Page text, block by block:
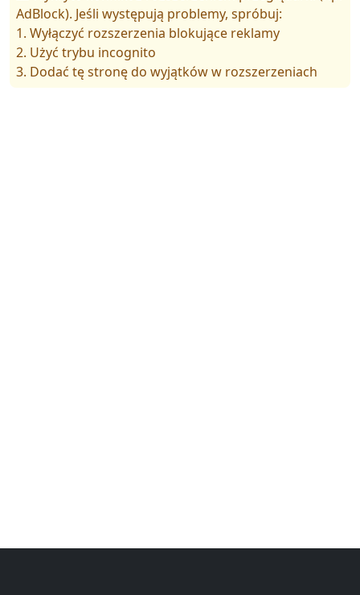
AdBlock). Jeśli występują problemy, spróbuj:
1. Wyłączyć rozszerzenia blokujące reklamy
2. Użyć trybu incognito
3. Dodać tę stronę do wyjątków w rozszerzeniach